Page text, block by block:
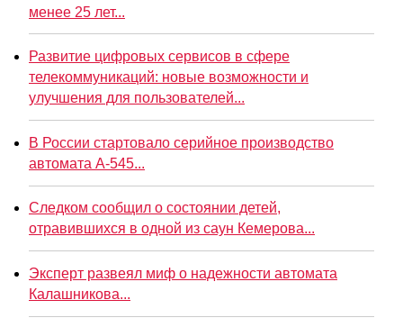
менее 25 лет...
Развитие цифровых сервисов в сфере
телекоммуникаций: новые возможности и
улучшения для пользователей...
В России стартовало серийное производство
автомата А-545...
Следком сообщил о состоянии детей,
отравившихся в одной из саун Кемерова...
Эксперт развеял миф о надежности автомата
Калашникова...